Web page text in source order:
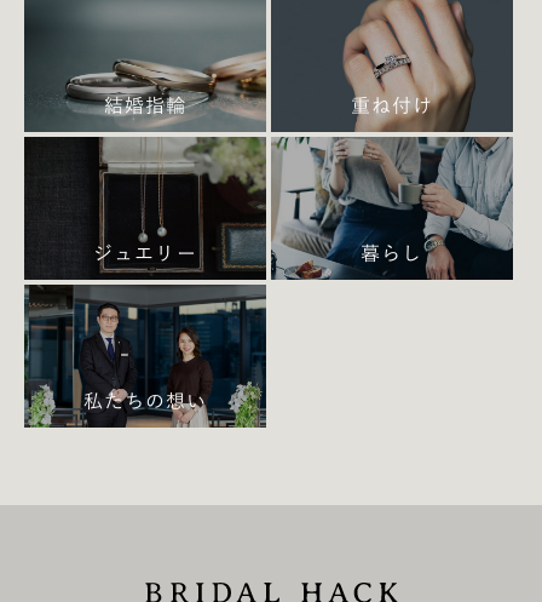
— 今回初めての試みとなるフェアでしたが、キャン
ペーンページのデザインについて特にこだわった点や
気を付けた点はありますか？
田中文子(以下、田中)：コラボということでお互いの
良さが引き立つよう気を付けつつも、ブリリアンスプ
ラスのサイト内に掲載されるので、ブリリアンスプラ
スらしさはしっかりと表現できるよう気を付けまし
た。
また、ブリリアンスプラスの結婚指輪を宣伝するとい
うより、「結婚して初めて迎えるいい夫婦の日を思い
出に残る日にしませんか？」という提案に重きを置い
条件から下の”流れ”はこだわっています。
結婚指輪 重ね付け
ジュエリー 暮らし
私たちの想い